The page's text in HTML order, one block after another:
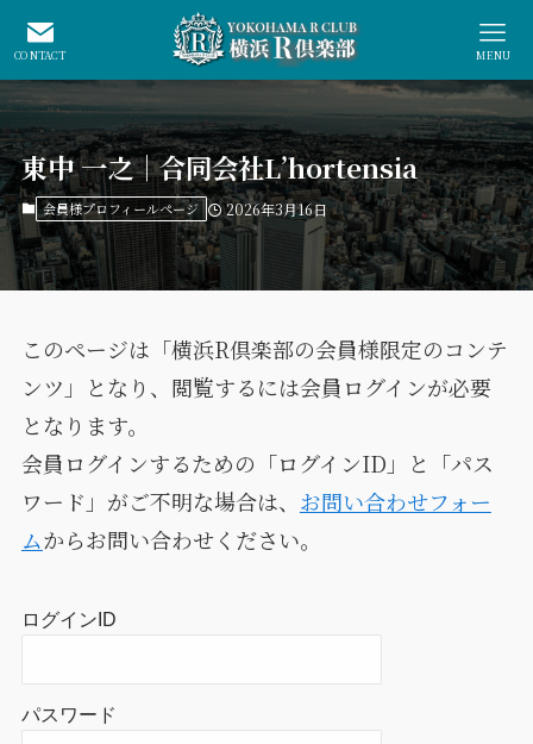
CONTACT MENU
東中 一之｜合同会社L’hortensia
会員様プロフィールページ 2026年3月16日
このページは「横浜R倶楽部の会員様限定のコンテ
ンツ」となり、閲覧するには会員ログインが必要
となります。
会員ログインするための「ログインID」と「パス
ワード」がご不明な場合は、 お問い合わせフォー
ムからお問い合わせください。
ログインID
パスワード